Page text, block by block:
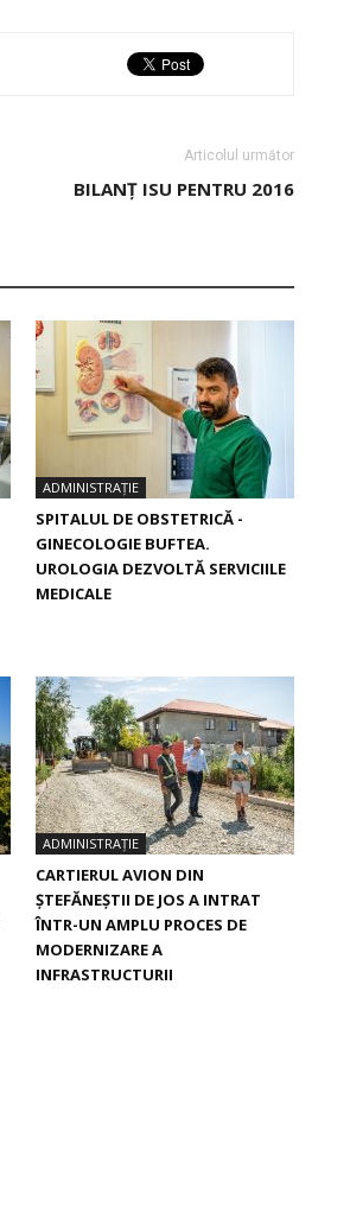
Articolul următor
BILANȚ ISU PENTRU 2016
ADMINISTRAȚIE
SPITALUL DE OBSTETRICĂ -
GINECOLOGIE BUFTEA.
UROLOGIA DEZVOLTĂ SERVICIILE
MEDICALE
ADMINISTRAȚIE
CARTIERUL AVION DIN
ŞTEFĂNEŞTII DE JOS A INTRAT
ÎNTR-UN AMPLU PROCES DE
MODERNIZARE A
INFRASTRUCTURII